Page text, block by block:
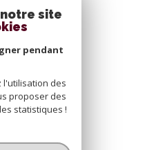
site
pendant
l'utilisation des
proposer des
statistiques !